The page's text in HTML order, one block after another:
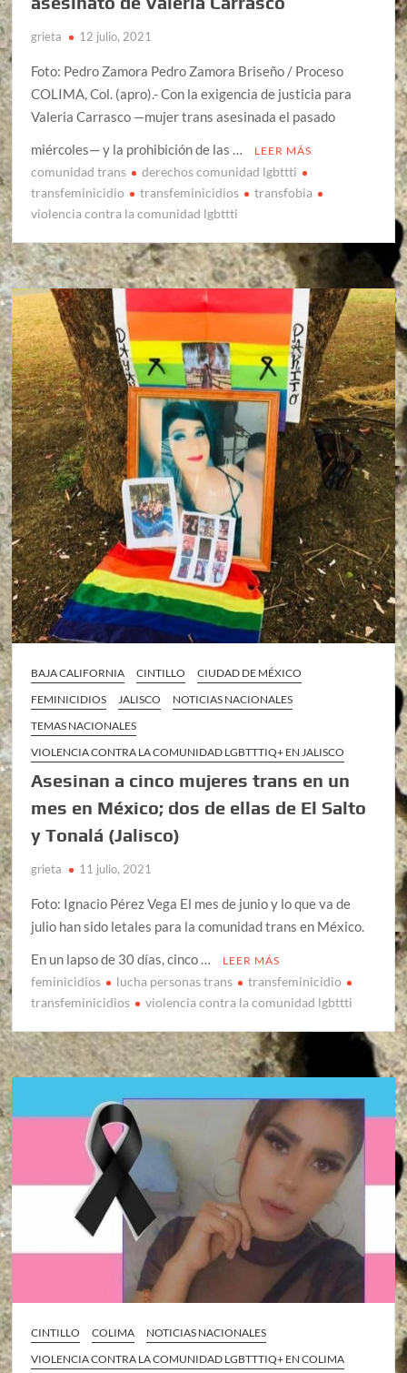
grieta 12 julio, 2021
Foto: Pedro Zamora Pedro Zamora Briseño / Proceso
COLIMA, Col. (apro).- Con la exigencia de justicia para
Valeria Carrasco —mujer trans asesinada el pasado
miércoles— y la prohibición de las …
LEER MÁS
comunidad trans
derechos comunidad lgbttti
transfeminicidio
transfeminicidios
transfobia
violencia contra la comunidad lgbttti
BAJA CALIFORNIA CINTILLO
CIUDAD DE MÉXICO
FEMINICIDIOS
JALISCO
NOTICIAS NACIONALES
TEMAS NACIONALES
VIOLENCIA CONTRA LA COMUNIDAD LGBTTTIQ+ EN JALISCO
Asesinan a cinco mujeres trans en un
mes en México; dos de ellas de El Salto
y Tonalá (Jalisco)
grieta 11 julio, 2021
Foto: Ignacio Pérez Vega El mes de junio y lo que va de
julio han sido letales para la comunidad trans en México.
En un lapso de 30 días, cinco …
LEER MÁS
feminicidios lucha personas trans
transfeminicidio
transfeminicidios
violencia contra la comunidad lgbttti
CINTILLO COLIMA
NOTICIAS NACIONALES
VIOLENCIA CONTRA LA COMUNIDAD LGBTTTIQ+ EN COLIMA